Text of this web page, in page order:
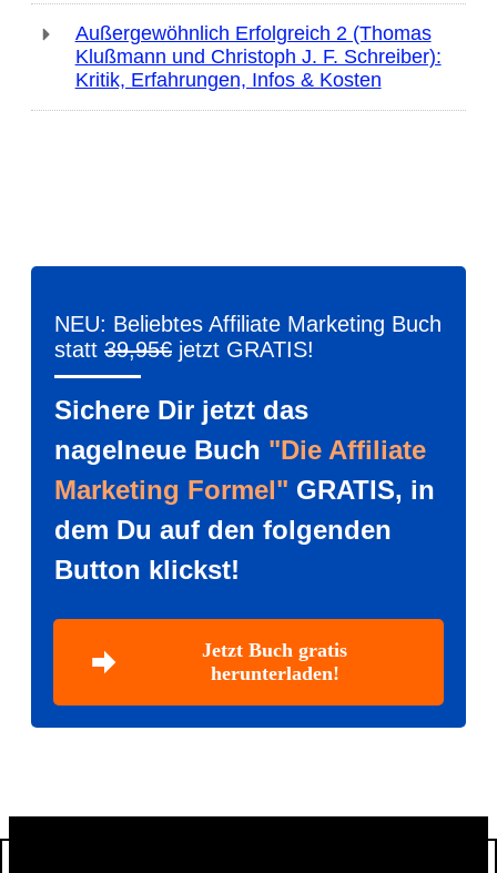
Außergewöhnlich Erfolgreich 2 (Thomas
Klußmann und Christoph J. F. Schreiber):
Kritik, Erfahrungen, Infos & Kosten
NEU: Beliebtes Affiliate Marketing Buch
statt 39,95€ jetzt GRATIS!
Sichere Dir jetzt das
nagelneue Buch "Die Affiliate
Marketing Formel" GRATIS, in
dem Du auf den folgenden
Button klickst!
Jetzt Buch gratis
herunterladen!